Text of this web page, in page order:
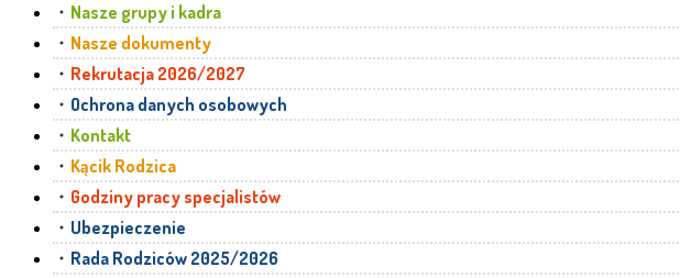
Nasze grupy i kadra
Nasze dokumenty
Rekrutacja 2026/2027
Ochrona danych osobowych
Kontakt
Kącik Rodzica
Godziny pracy specjalistów
Ubezpieczenie
Rada Rodziców 2025/2026